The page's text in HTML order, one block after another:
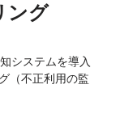
ング
システムを導入
（不正利用の監